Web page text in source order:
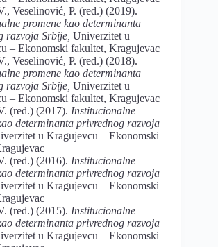
Veselinović, P. (red.) (2019).
promene kao determinanta
razvoja Srbije, Univerzitet u
– Ekonomski fakultet, Kragujevac
Veselinović, P. (red.) (2018).
promene kao determinanta
razvoja Srbije, Univerzitet u
– Ekonomski fakultet, Kragujevac
(red.) (2017). Institucionalne
determinanta privrednog razvoja
u Kragujevcu – Ekonomski
(red.) (2016). Institucionalne
determinanta privrednog razvoja
u Kragujevcu – Ekonomski
(red.) (2015). Institucionalne
determinanta privrednog razvoja
u Kragujevcu – Ekonomski